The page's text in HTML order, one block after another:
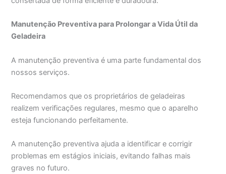
Manutenção Preventiva para Prolongar a Vida Útil da
Geladeira
A manutenção preventiva é uma parte fundamental dos
nossos serviços.
Recomendamos que os proprietários de geladeiras
realizem verificações regulares, mesmo que o aparelho
esteja funcionando perfeitamente.
A manutenção preventiva ajuda a identificar e corrigir
problemas em estágios iniciais, evitando falhas mais
graves no futuro.